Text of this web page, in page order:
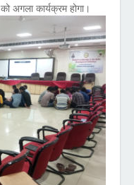
अगला कार्यक्रम होगा।